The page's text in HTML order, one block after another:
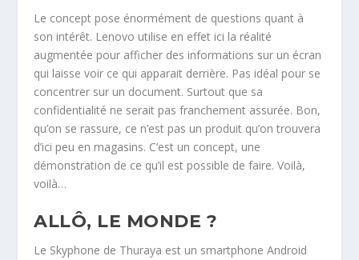
Le concept pose énormément de questions quant à
son intérêt. Lenovo utilise en effet ici la réalité
augmentée pour afficher des informations sur un écran
qui laisse voir ce qui apparait derrière. Pas idéal pour se
concentrer sur un document. Surtout que sa
confidentialité ne serait pas franchement assurée. Bon,
qu’on se rassure, ce n’est pas un produit qu’on trouvera
d’ici peu en magasins. C’est un concept, une
démonstration de ce qu’il est possible de faire. Voilà,
voilà…
ALLÔ, LE MONDE ?
Le Skyphone de Thuraya est un smartphone Android